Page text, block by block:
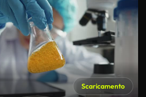
Scaricamento